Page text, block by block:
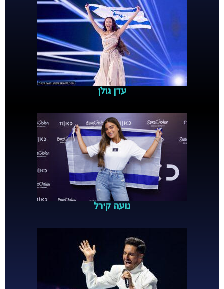
עדן גולן
נועה קירל